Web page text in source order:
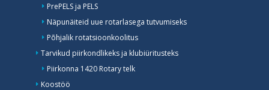
PrePELS ja PELS
Näpunäiteid uue rotarlasega tutvumiseks
Põhjalik rotatsioonkoolitus
Tarvikud piirkondlikeks ja klubiüritusteks
Piirkonna 1420 Rotary telk
Koostöö